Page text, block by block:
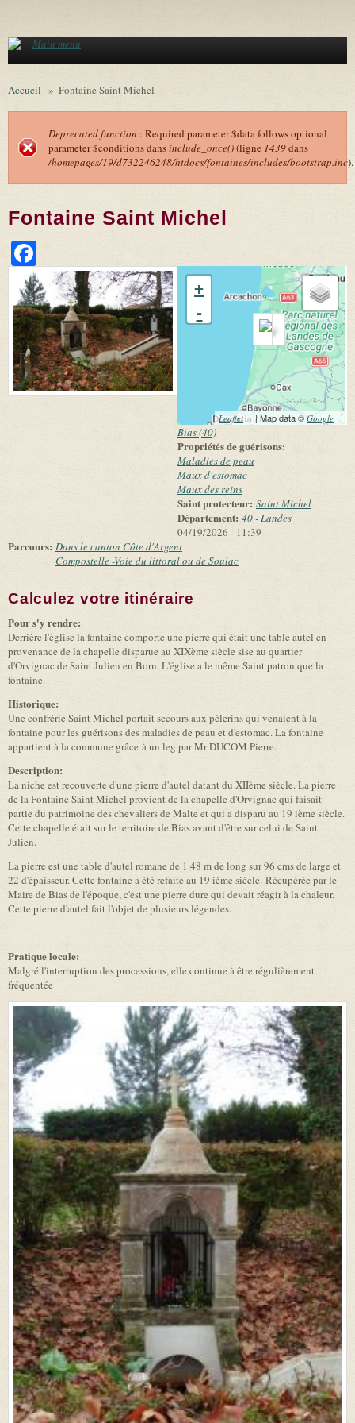
Main menu
Accueil » Fontaine Saint Michel
Message d'erreur
Deprecated function : Required parameter $data follows optional
parameter $conditions dansinclude_once()(ligne 1439dans
/homepages/19/d732246248/htdocs/fontaines/includes/bootstrap.inc).
Fontaine Saint Michel
+
-
Leaflet(link is external)
| Map data © Google (link
Bias (40)
Propriétés de guérisons:
Maladies de peau
Maux d'estomac
Maux des reins
Saint protecteur: Saint Michel
Département: 40 - Landes
04/19/2026 - 11:39
Parcours: Dans le canton Côte d'Argent
Compostelle -Voie du littoral ou de Soulac
Calculez votre itinéraire
Pour s'y rendre:
Derrière l'église la fontaine comporte une pierre qui était une table autel en
provenance de la chapelle disparue au XIXème siècle sise au quartier
d'Orvignac de Saint Julien en Born. L'église a le même Saint patron que la
fontaine.
Historique:
Une confrérie Saint Michel portait secours aux pèlerins qui venaient à la
fontaine pour les guérisons des maladies de peau et d'estomac. La fontaine
appartient à la commune grâce à un leg par Mr DUCOM Pierre.
Description:
La niche est recouverte d'une pierre d'autel datant du XIIème siècle. La pierre
de la Fontaine Saint Michel provient de la chapelle d'Orvignac qui faisait
partie du patrimoine des chevaliers de Malte et qui a disparu au 19 ième siècle.
Cette chapelle était sur le territoire de Bias avant d'être sur celui de Saint
Julien.
La pierre est une table d'autel romane de 1.48 m de long sur 96 cms de large et
22 d'épaisseur. Cette fontaine a été refaite au 19 ième siècle. Récupérée par le
Maire de Bias de l'époque, c'est une pierre dure qui devait réagir à la chaleur.
Cette pierre d'autel fait l'objet de plusieurs légendes.
Pratique locale:
Malgré l'interruption des processions, elle continue à être régulièrement
fréquentée